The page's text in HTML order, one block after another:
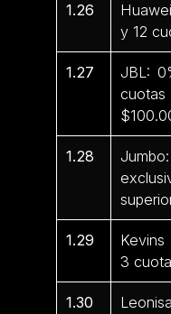
1.26
y 12
1.27
JBL:
1.28
1.29
3
1.30